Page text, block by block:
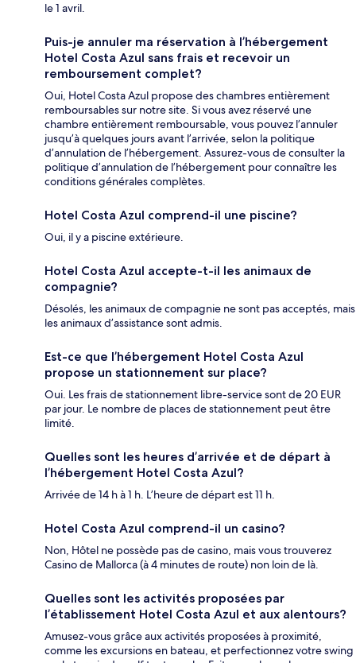
le 1 avril.
Puis-je annuler ma réservation à l’hébergement
Hotel Costa Azul sans frais et recevoir un
remboursement complet?
Oui, Hotel Costa Azul propose des chambres entièrement
remboursables sur notre site. Si vous avez réservé une
chambre entièrement remboursable, vous pouvez l’annuler
jusqu’à quelques jours avant l’arrivée, selon la politique
d’annulation de l’hébergement. Assurez-vous de consulter la
politique d’annulation de l’hébergement pour connaître les
conditions générales complètes.
Hotel Costa Azul comprend-il une piscine?
Oui, il y a piscine extérieure.
Hotel Costa Azul accepte-t-il les animaux de
compagnie?
Désolés, les animaux de compagnie ne sont pas acceptés, mais
les animaux d’assistance sont admis.
Est-ce que l’hébergement Hotel Costa Azul
propose un stationnement sur place?
Oui. Les frais de stationnement libre-service sont de 20 EUR
par jour. Le nombre de places de stationnement peut être
limité.
Quelles sont les heures d’arrivée et de départ à
l’hébergement Hotel Costa Azul?
Arrivée de 14 h à 1 h. L’heure de départ est 11 h.
Hotel Costa Azul comprend-il un casino?
Non, Hôtel ne possède pas de casino, mais vous trouverez
Casino de Mallorca (à 4 minutes de route) non loin de là.
Quelles sont les activités proposées par
l’établissement Hotel Costa Azul et aux alentours?
Amusez-vous grâce aux activités proposées à proximité,
comme les excursions en bateau, et perfectionnez votre swing